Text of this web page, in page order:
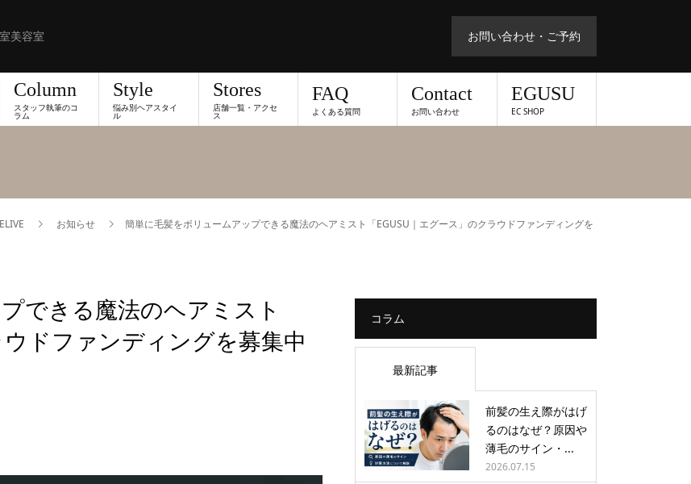
美容室 お問い合わせ・ご予約
Column
スタッフ執筆のコ
ラム
Style
悩み別ヘアスタイ
ル
Stores
店舗一覧・アクセ
ス
FAQ
よくある質問
Contact
お問い合わせ
EGUSU
EC SHOP
お知らせ
簡単に毛髪をボリュームアップできる魔法のヘアミスト「EGUSU｜エグース」のクラウドファンディングを
できる魔法のヘアミスト
ウドファンディングを募集中
コラム
最新記事
前髪の生え際がはげ
るのはなぜ？原因や
薄毛のサイン・...
2026.07.15